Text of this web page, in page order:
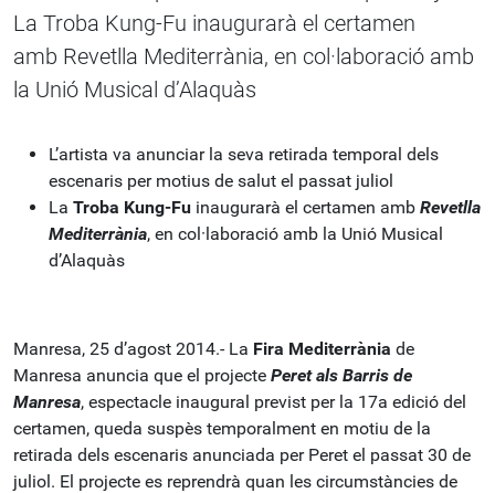
La Troba Kung-Fu inaugurarà el certamen
amb Revetlla Mediterrània, en col·laboració amb
la Unió Musical d’Alaquàs
L’artista va anunciar la seva retirada temporal dels
escenaris per motius de salut el passat juliol
La Troba Kung-Fu inaugurarà el certamen amb Revetlla
Mediterrània, en col·laboració amb la Unió Musical
d’Alaquàs
Manresa, 25 d’agost 2014.- La Fira Mediterrània de
Manresa anuncia que el projecte Peret als Barris de
Manresa, espectacle inaugural previst per la 17a edició del
certamen, queda suspès temporalment en motiu de la
retirada dels escenaris anunciada per Peret el passat 30 de
juliol. El projecte es reprendrà quan les circumstàncies de